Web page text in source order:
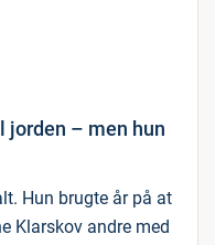
jorden – men hun
Hun brugte år på at
Klarskov andre med